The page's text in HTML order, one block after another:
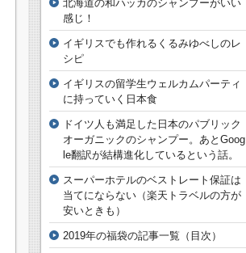
北海道の和ハッカのシャンプーがいい
感じ！
イギリスでも作れるくるみゆべしのレ
シピ
イギリスの留学生ウェルカムパーティ
に持っていく日本食
ドイツ人も満足した日本のパブリック
オーガニックのシャンプー。あとGoog
le翻訳が結構進化しているという話。
スーパーホテルのベストレート保証は
当てにならない（楽天トラベルの方が
安いときも）
2019年の福袋の記事一覧（目次）